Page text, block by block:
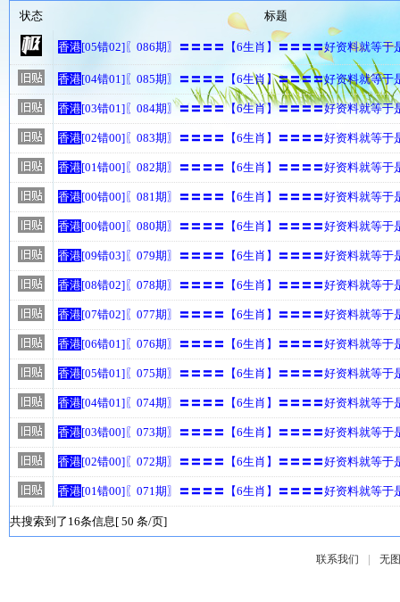
状态 标题
香港[05错02]〖086期〗〓〓〓〓【6生肖】〓〓〓〓好资料就等于
香港[04错01]〖085期〗〓〓〓〓【6生肖】〓〓〓〓好资料就等于
香港[03错01]〖084期〗〓〓〓〓【6生肖】〓〓〓〓好资料就等于
香港[02错00]〖083期〗〓〓〓〓【6生肖】〓〓〓〓好资料就等于
香港[01错00]〖082期〗〓〓〓〓【6生肖】〓〓〓〓好资料就等于
香港[00错00]〖081期〗〓〓〓〓【6生肖】〓〓〓〓好资料就等于
香港[00错00]〖080期〗〓〓〓〓【6生肖】〓〓〓〓好资料就等于
香港[09错03]〖079期〗〓〓〓〓【6生肖】〓〓〓〓好资料就等于
香港[08错02]〖078期〗〓〓〓〓【6生肖】〓〓〓〓好资料就等于
香港[07错02]〖077期〗〓〓〓〓【6生肖】〓〓〓〓好资料就等于
香港[06错01]〖076期〗〓〓〓〓【6生肖】〓〓〓〓好资料就等于
香港[05错01]〖075期〗〓〓〓〓【6生肖】〓〓〓〓好资料就等于
香港[04错01]〖074期〗〓〓〓〓【6生肖】〓〓〓〓好资料就等于
香港[03错00]〖073期〗〓〓〓〓【6生肖】〓〓〓〓好资料就等于
香港[02错00]〖072期〗〓〓〓〓【6生肖】〓〓〓〓好资料就等于
香港[01错00]〖071期〗〓〓〓〓【6生肖】〓〓〓〓好资料就等于
共搜索到了16条信息[ 50 条/页]
联系我们 | 无